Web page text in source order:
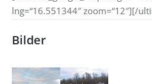
lng=“16.551344″ zoom=“12″][/
Bilder